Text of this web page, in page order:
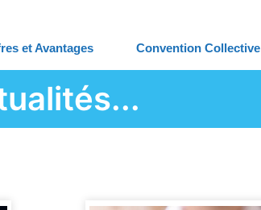
et Avantages Convention Collective